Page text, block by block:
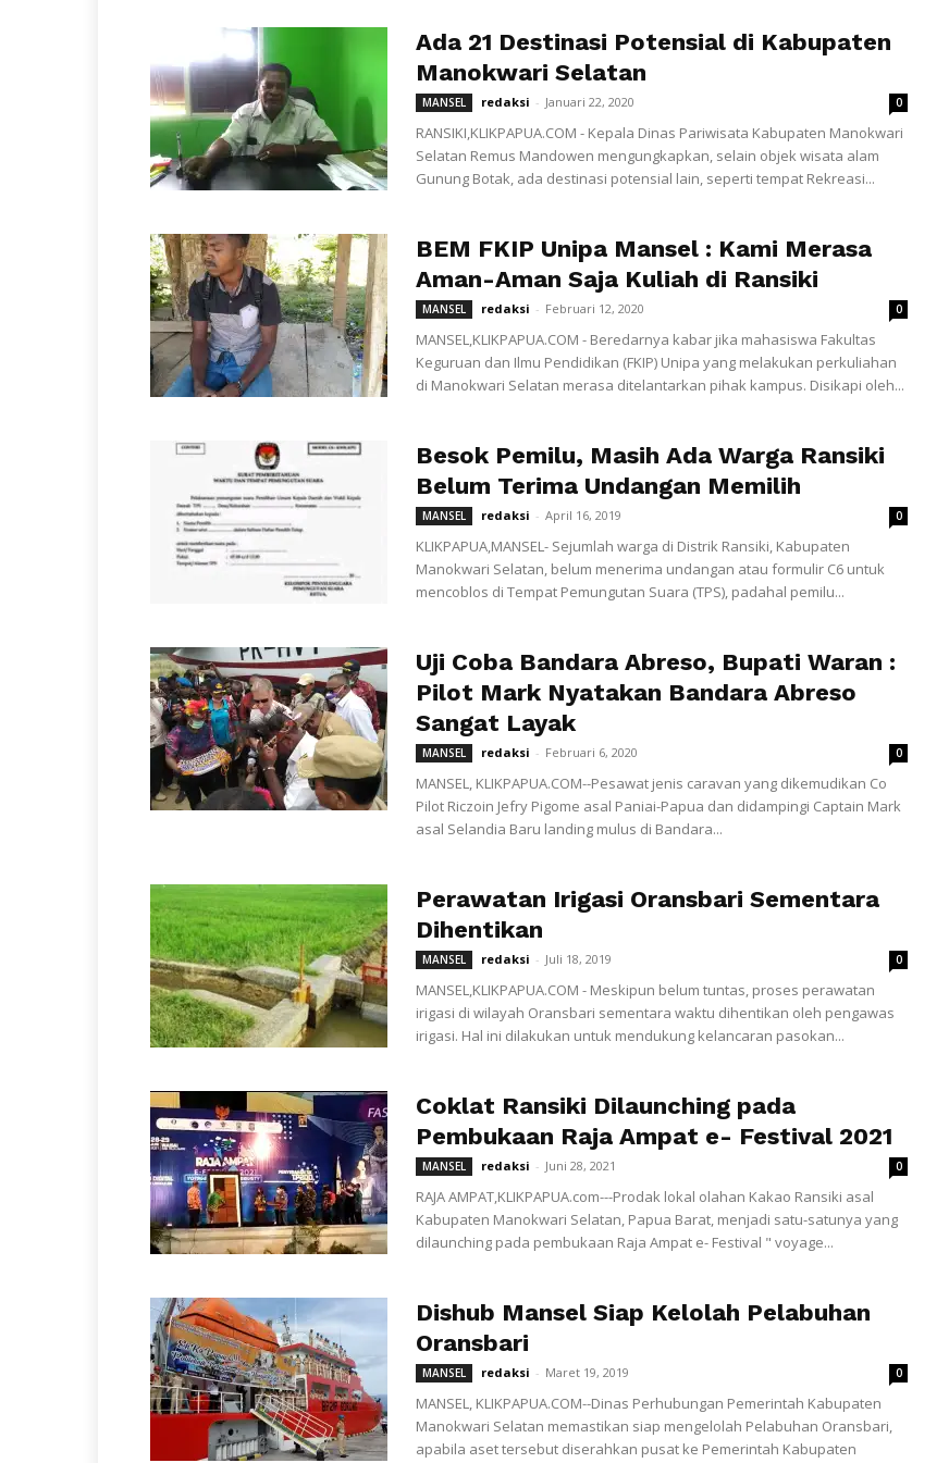
Ada 21 Destinasi Potensial di Kabupaten
Manokwari Selatan
MANSEL redaksi - Januari 22, 2020 0
RANSIKI,KLIKPAPUA.COM - Kepala Dinas Pariwisata Kabupaten Manokwari
Selatan Remus Mandowen mengungkapkan, selain objek wisata alam
Gunung Botak, ada destinasi potensial lain, seperti tempat Rekreasi...
BEM FKIP Unipa Mansel : Kami Merasa
Aman-Aman Saja Kuliah di Ransiki
MANSEL redaksi - Februari 12, 2020 0
MANSEL,KLIKPAPUA.COM - Beredarnya kabar jika mahasiswa Fakultas
Keguruan dan Ilmu Pendidikan (FKIP) Unipa yang melakukan perkuliahan
di Manokwari Selatan merasa ditelantarkan pihak kampus. Disikapi oleh...
Besok Pemilu, Masih Ada Warga Ransiki
Belum Terima Undangan Memilih
MANSEL redaksi - April 16, 2019 0
KLIKPAPUA,MANSEL- Sejumlah warga di Distrik Ransiki, Kabupaten
Manokwari Selatan, belum menerima undangan atau formulir C6 untuk
mencoblos di Tempat Pemungutan Suara (TPS), padahal pemilu...
Uji Coba Bandara Abreso, Bupati Waran :
Pilot Mark Nyatakan Bandara Abreso
Sangat Layak
MANSEL redaksi - Februari 6, 2020 0
MANSEL, KLIKPAPUA.COM--Pesawat jenis caravan yang dikemudikan Co
Pilot Riczoin Jefry Pigome asal Paniai-Papua dan didampingi Captain Mark
asal Selandia Baru landing mulus di Bandara...
Perawatan Irigasi Oransbari Sementara
Dihentikan
MANSEL redaksi - Juli 18, 2019 0
MANSEL,KLIKPAPUA.COM - Meskipun belum tuntas, proses perawatan
irigasi di wilayah Oransbari sementara waktu dihentikan oleh pengawas
irigasi. Hal ini dilakukan untuk mendukung kelancaran pasokan...
Coklat Ransiki Dilaunching pada
Pembukaan Raja Ampat e- Festival 2021
MANSEL redaksi - Juni 28, 2021 0
RAJA AMPAT,KLIKPAPUA.com---Prodak lokal olahan Kakao Ransiki asal
Kabupaten Manokwari Selatan, Papua Barat, menjadi satu-satunya yang
dilaunching pada pembukaan Raja Ampat e- Festival " voyage...
Dishub Mansel Siap Kelolah Pelabuhan
Oransbari
MANSEL redaksi - Maret 19, 2019 0
MANSEL, KLIKPAPUA.COM--Dinas Perhubungan Pemerintah Kabupaten
Manokwari Selatan memastikan siap mengelolah Pelabuhan Oransbari,
apabila aset tersebut diserahkan pusat ke Pemerintah Kabupaten